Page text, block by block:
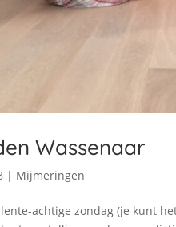
Wassenaar
| Mijmeringen
achtige zondag (je kunt